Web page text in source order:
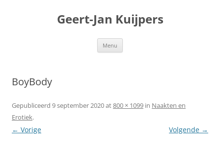
Geert-Jan Kuijpers
Menu
BoyBody
Gepubliceerd 9 september 2020at800 × 1099 in Naakten en
Erotiek.
← Vorige Volgende →